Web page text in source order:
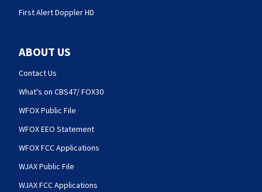
First Alert Doppler HD
ABOUT US
Contact Us
What's on CBS47/ FOX30
WFOX Public File
WFOX EEO Statement
WFOX FCC Applications
WJAX Public File
WJAX FCC Applications